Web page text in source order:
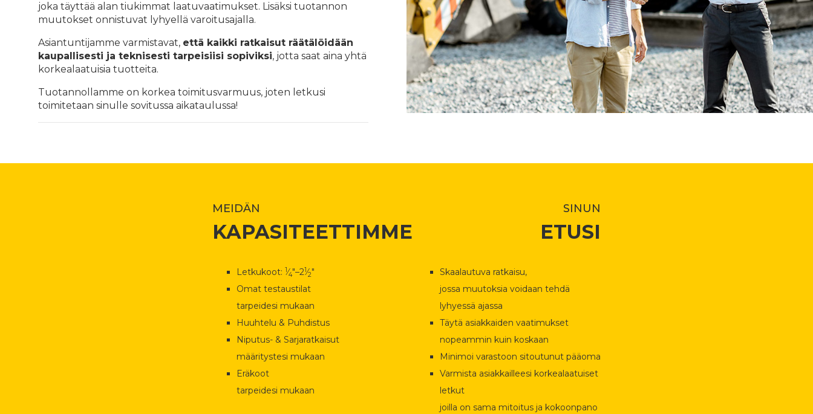
joka täyttää alan tiukimmat laatuvaatimukset. Lisäksi tuotannon
muutokset onnistuvat lyhyellä varoitusajalla.
Asiantuntijamme varmistavat, että kaikki ratkaisut räätälöidään
kaupallisesti ja teknisesti tarpeisiisi sopiviksi, jotta saat aina yhtä
korkealaatuisia tuotteita.
Tuotannollamme on korkea toimitusvarmuus, joten letkusi
toimitetaan sinulle sovitussa aikataulussa!
MEIDÄN
KAPASITEETTIMME
Letkukoot: 1⁄4"–21⁄2"
Omat testaustilat
tarpeidesi mukaan
Huuhtelu & Puhdistus
Niputus- & Sarjaratkaisut
määritystesi mukaan
Eräkoot
tarpeidesi mukaan
SINUN
ETUSI
Skaalautuva ratkaisu,
jossa muutoksia voidaan tehdä
lyhyessä ajassa
Täytä asiakkaiden vaatimukset
nopeammin kuin koskaan
Minimoi varastoon sitoutunut pääoma
Varmista asiakkailleesi korkealaatuiset
letkut
joilla on sama mitoitus ja kokoonpano